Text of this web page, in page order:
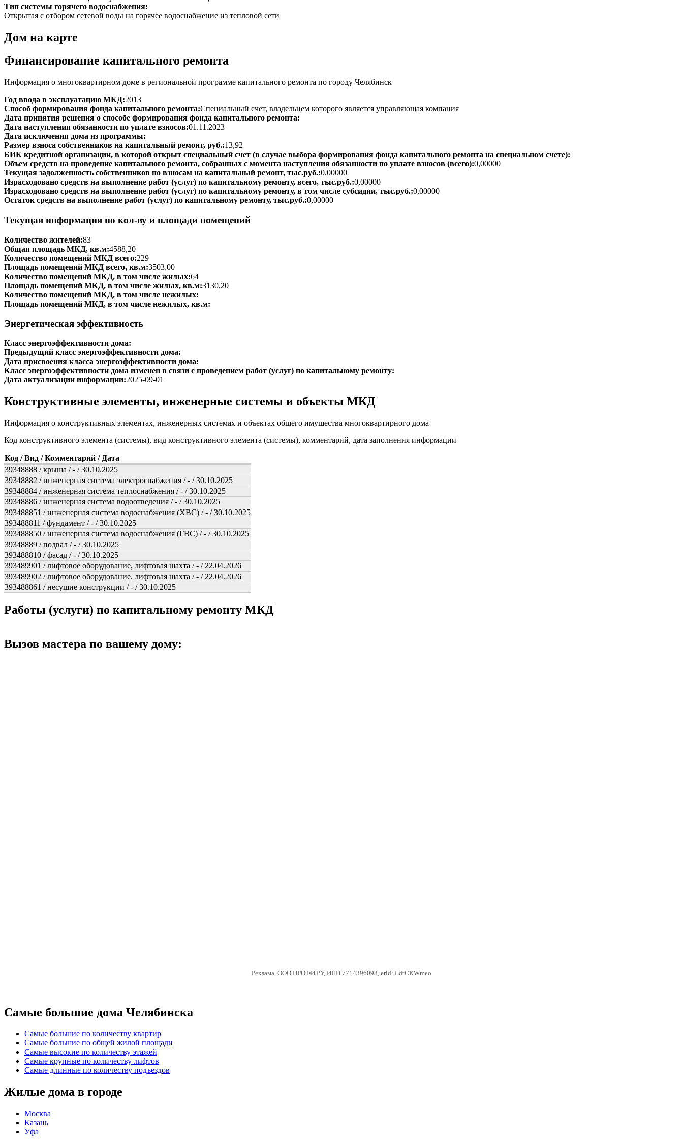
Тип системы горячего водоснабжения:
Открытая с отбором сетевой воды на горячее водоснабжение из тепловой сети
Дом на карте
Финансирование капитального ремонта
Информация о многоквартирном доме в региональной программе капитального ремонта по городу Челябинск
Год ввода в эксплуатацию МКД:2013
Способ формирования фонда капитального ремонта:Специальный счет, владельцем которого является управляющая компания
Дата принятия решения о способе формирования фонда капитального ремонта:
Дата наступления обязанности по уплате взносов:01.11.2023
Дата исключения дома из программы:
Размер взноса собственников на капитальный ремонт, руб.:13,92
БИК кредитной организации, в которой открыт специальный счет (в случае выбора формирования фонда капитального ремонта на специальном счете):
Объем средств на проведение капитального ремонта, собранных с момента наступления обязанности по уплате взносов (всего):0,00000
Текущая задолженность собственников по взносам на капитальный ремонт, тыс.руб.:0,00000
Израсходовано средств на выполнение работ (услуг) по капитальному ремонту, всего, тыс.руб.:0,00000
Израсходовано средств на выполнение работ (услуг) по капитальному ремонту, в том числе субсидии, тыс.руб.:0,00000
Остаток средств на выполнение работ (услуг) по капитальному ремонту, тыс.руб.:0,00000
Текущая информация по кол-ву и площади помещений
Количество жителей:83
Общая площадь МКД, кв.м:4588,20
Количество помещений МКД всего:229
Площадь помещений МКД всего, кв.м:3503,00
Количество помещений МКД, в том числе жилых:64
Площадь помещений МКД, в том числе жилых, кв.м:3130,20
Количество помещений МКД, в том числе нежилых:
Площадь помещений МКД, в том числе нежилых, кв.м:
Энергетическая эффективность
Класс энергоэффективности дома:
Предыдущий класс энергоэффективности дома:
Дата присвоения класса энергоэффективности дома:
Класс энергоэффективности дома изменен в связи с проведением работ (услуг) по капитальному ремонту:
Дата актуализации информации:2025-09-01
Конструктивные элементы, инженерные системы и объекты МКД
Информация о конструктивных элементах, инженерных системах и объектах общего имущества многоквартирного дома
Код конструктивного элемента (системы), вид конструктивного элемента (системы), комментарий, дата заполнения информации
Код / Вид / Комментарий / Дата
39348888 / крыша / - / 30.10.2025
39348882 / инженерная система электроснабжения / - / 30.10.2025
39348884 / инженерная система теплоснабжения / - / 30.10.2025
39348886 / инженерная система водоотведения / - / 30.10.2025
393488851 / инженерная система водоснабжения (ХВС) / - / 30.10.2025
393488811 / фундамент / - / 30.10.2025
393488850 / инженерная система водоснабжения (ГВС) / - / 30.10.2025
39348889 / подвал / - / 30.10.2025
393488810 / фасад / - / 30.10.2025
393489901 / лифтовое оборудование, лифтовая шахта / - / 22.04.2026
393489902 / лифтовое оборудование, лифтовая шахта / - / 22.04.2026
393488861 / несущие конструкции / - / 30.10.2025
Работы (услуги) по капитальному ремонту МКД
Вызов мастера по вашему дому:
Реклама. ООО ПРОФИ.РУ, ИНН 7714396093, erid: LdtCKWmeo
Самые большие дома Челябинска
Самые большие по количеству квартир
Самые большие по общей жилой площади
Самые высокие по количеству этажей
Самые крупные по количеству лифтов
Самые длинные по количеству подъездов
Жилые дома в городе
Москва
Казань
Уфа